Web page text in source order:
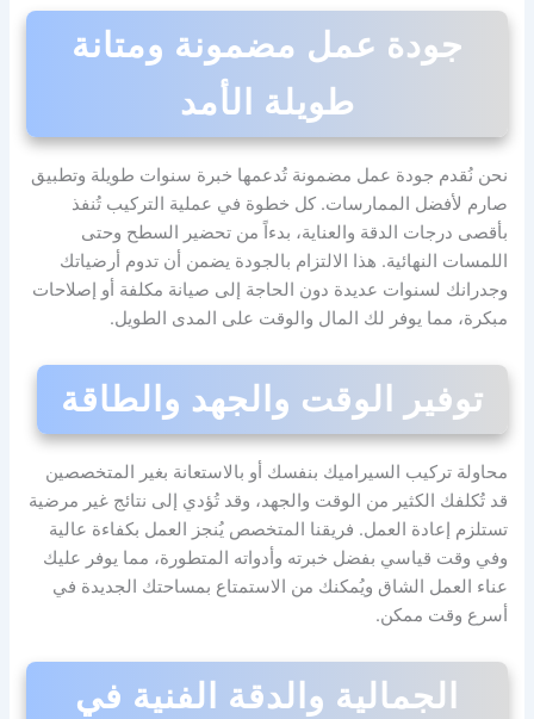
جودة عمل مضمونة ومتانة
طويلة الأمد
نحن نُقدم جودة عمل مضمونة تُدعمها خبرة سنوات طويلة وتطبيق
صارم لأفضل الممارسات. كل خطوة في عملية التركيب تُنفذ
بأقصى درجات الدقة والعناية، بدءاً من تحضير السطح وحتى
اللمسات النهائية. هذا الالتزام بالجودة يضمن أن تدوم أرضياتك
وجدرانك لسنوات عديدة دون الحاجة إلى صيانة مكلفة أو إصلاحات
مبكرة، مما يوفر لك المال والوقت على المدى الطويل.
توفير الوقت والجهد والطاقة
محاولة تركيب السيراميك بنفسك أو بالاستعانة بغير المتخصصين
قد تُكلفك الكثير من الوقت والجهد، وقد تُؤدي إلى نتائج غير مرضية
تستلزم إعادة العمل. فريقنا المتخصص يُنجز العمل بكفاءة عالية
وفي وقت قياسي بفضل خبرته وأدواته المتطورة، مما يوفر عليك
عناء العمل الشاق ويُمكنك من الاستمتاع بمساحتك الجديدة في
أسرع وقت ممكن.
الجمالية والدقة الفنية في